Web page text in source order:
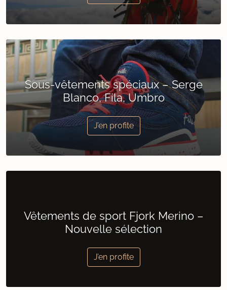
Sous-vêtements spéciaux – Serge
Blanco, Fila, Umbro
J’en profite
Vêtements de sport Fjork Merino –
Nouvelle sélection
J’en profite